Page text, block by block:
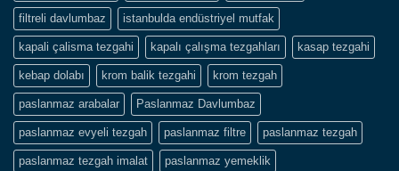
filtreli davlumbaz istanbulda endüstriyel mutfak
kapali çalisma tezgahi kapalı çalışma tezgahları kasap tezgahi
kebap dolabı krom balik tezgahi krom tezgah
paslanmaz arabalar Paslanmaz Davlumbaz
paslanmaz evyeli tezgah paslanmaz filtre paslanmaz tezgah
paslanmaz tezgah imalat paslanmaz yemeklik